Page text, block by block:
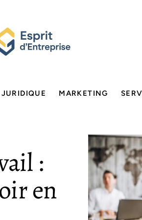
JURIDIQUE MARKETING
:
en